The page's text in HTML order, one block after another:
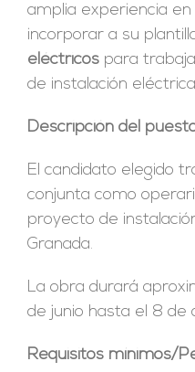
amplia experiencia
incorporar a su
eléctricospara
de instalación
Descripción del
El candidato elegido
conjunta como
proyecto de
Granada.
La obra durará
de junio hasta el 8 de
Requisitos mínimos/